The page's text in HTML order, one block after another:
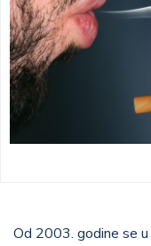
Od 2003. godine se